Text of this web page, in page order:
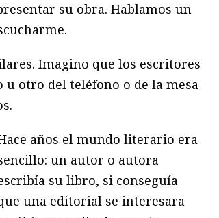
su obra. Hablamos un
Imagino que los escritores
u otro del teléfono o de la mesa
años el mundo literario era
un autor o autora
su libro, si conseguía
una editorial se interesara